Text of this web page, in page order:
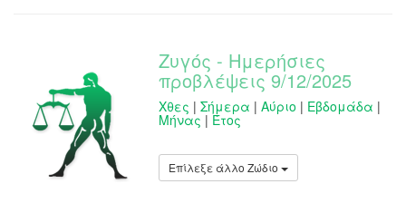
Ζυγός - Ημερήσιες
προβλέψεις 9/12/2025
Χθες | Σήμερα | Αύριο | Εβδομάδα |
Μήνας | Έτος
Επίλεξε άλλο Ζώδιο